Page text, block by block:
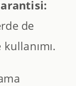
de